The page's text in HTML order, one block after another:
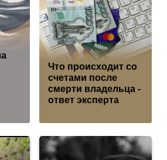
Что происходит со
счетами после
смерти владельца -
ответ эксперта